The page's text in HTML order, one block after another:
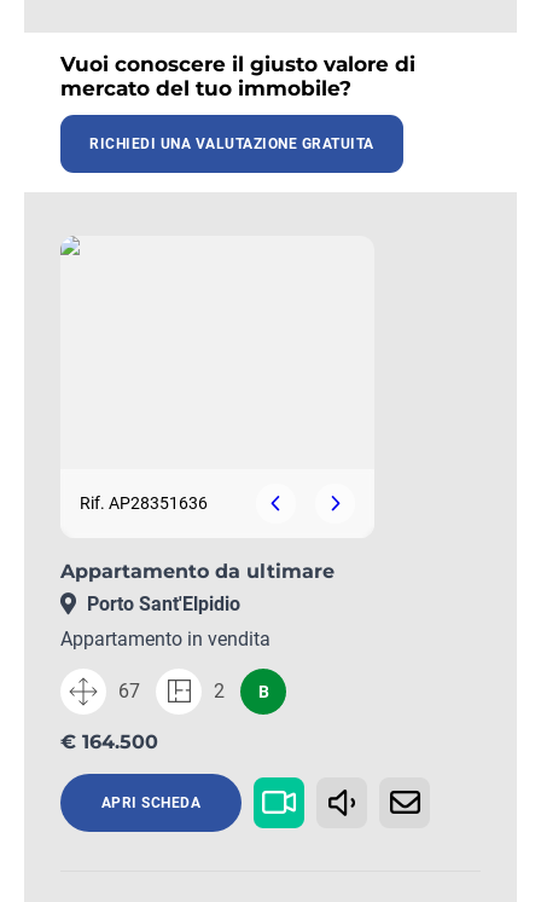
Vuoi conoscere il giusto valore di
mercato del tuo immobile?
RICHIEDI UNA VALUTAZIONE GRATUITA
Rif. AP28351636
Appartamento da ultimare
Porto Sant'Elpidio
Appartamento in vendita
67 2 B
€ 164.500
APRI SCHEDA